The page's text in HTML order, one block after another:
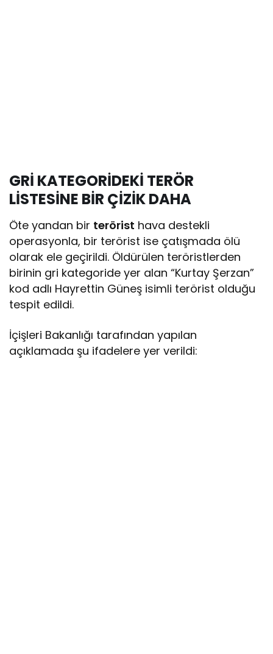
GRİ KATEGORİDEKİ TERÖR
LİSTESİNE BİR ÇİZİK DAHA
Öte yandan bir terörist hava destekli
operasyonla, bir terörist ise çatışmada ölü
olarak ele geçirildi. Öldürülen teröristlerden
birinin gri kategoride yer alan “Kurtay Şerzan”
kod adlı Hayrettin Güneş isimli terörist olduğu
tespit edildi.
İçişleri Bakanlığı tarafından yapılan
açıklamada şu ifadelere yer verildi: